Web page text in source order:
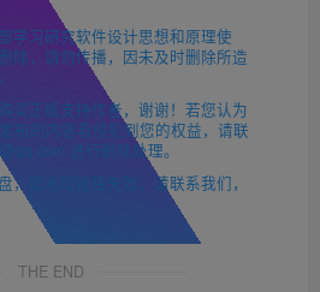
学习研究软件设计思想和原理使
除，请勿传播，因未及时删除所造
买正版支持作者，谢谢！若您认为
布的内容若侵犯到您的权益，请联
进行删除处理。
，如发现链接失效，请联系我们，
THE END